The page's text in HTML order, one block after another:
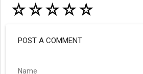
☆☆☆☆☆
POST A COMMENT
Name